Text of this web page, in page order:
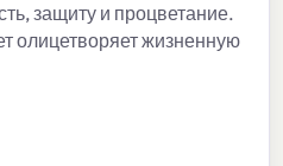
защиту и процветание.
олицетворяет жизненную